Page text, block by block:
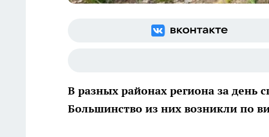
В разных районах региона за
Большинство из них возникли по